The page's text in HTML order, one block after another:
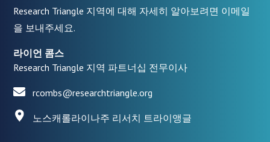
Research Triangle 지역에 대해 자세히 알아보려면 이메일
을 보내주세요.
라이언 콤스
Research Triangle 지역 파트너십 전무이사
rcombs@researchtriangle.org
노스캐롤라이나주 리서치 트라이앵글